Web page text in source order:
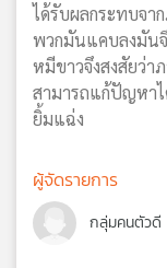
เอส
เครือ
ข่าย
ได้รับผลกระทบจา
พวกมันแคบลงมัน
หมีขาวจึงสงสัยว่า
สามารถแก้ปัญหา
ยิ้มแฉ่ง
ผู้จัดรายการ
กลุ่มคนตัวดี